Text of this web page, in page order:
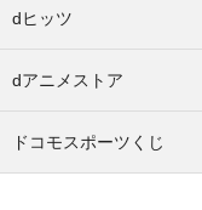
dヒッツ
dアニメストア
ドコモスポーツくじ